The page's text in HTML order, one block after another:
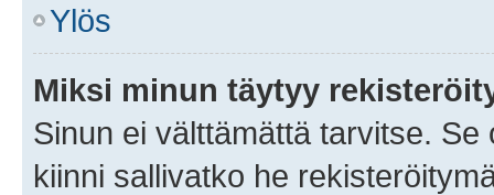
Ylös
Miksi minun täytyy
Sinun ei välttämättä tarvitse.
kiinni sallivatko he